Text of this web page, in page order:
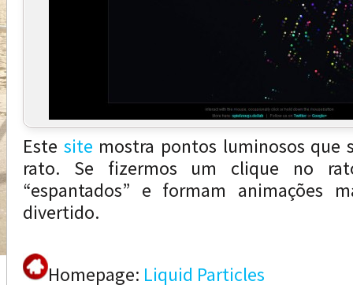
Este site mostra pontos luminosos que
rato. Se fizermos um clique no
“espantados” e formam animações
divertido.
Homepage: Liquid Particles